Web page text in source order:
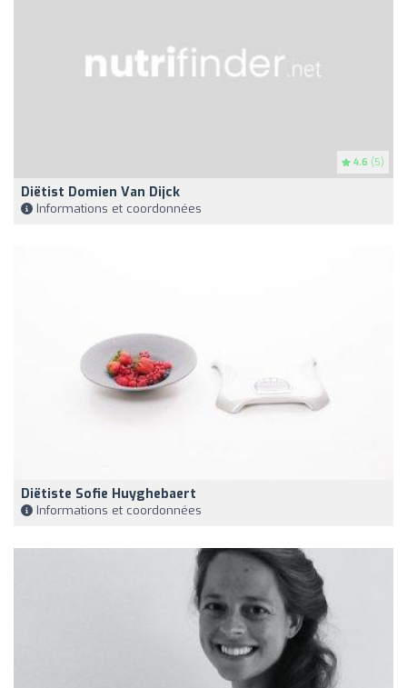
4.6 (5)
Diëtist Domien Van Dijck
Informations et coordonnées
Diëtiste Sofie Huyghebaert
Informations et coordonnées